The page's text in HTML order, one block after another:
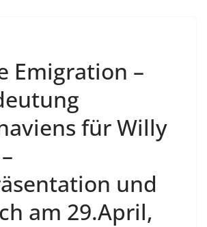
Emigration –
für Willy
und
am 29.April,